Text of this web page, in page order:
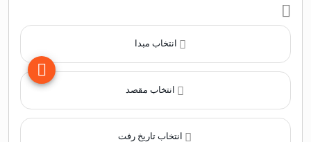
انتخاب مبدا
انتخاب مقصد